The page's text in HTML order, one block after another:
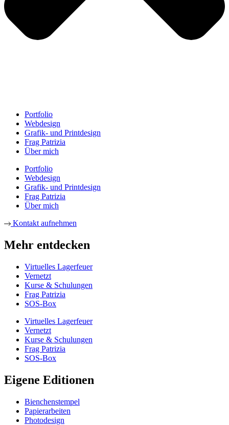
Portfolio
Webdesign
Grafik- und Printdesign
Frag Patrizia
Über mich
Portfolio
Webdesign
Grafik- und Printdesign
Frag Patrizia
Über mich
Kontakt aufnehmen
Mehr entdecken
Virtuelles Lagerfeuer
Vernetzt
Kurse & Schulungen
Frag Patrizia
SOS-Box
Virtuelles Lagerfeuer
Vernetzt
Kurse & Schulungen
Frag Patrizia
SOS-Box
Eigene Editionen
Bienchenstempel
Papierarbeiten
Photodesign